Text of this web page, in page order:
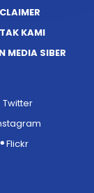
KAMI
MEDIA SIBER
Twitter
Flickr